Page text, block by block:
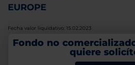
EUROPE
Fecha valor liquidativo: 15.02.2023
Fondo no
quiere